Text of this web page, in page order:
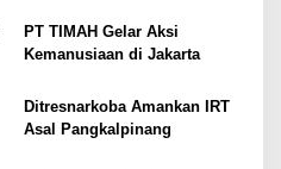
PT TIMAH Gelar Aksi
Kemanusiaan di Jakarta
Ditresnarkoba Amankan IRT
Asal Pangkalpinang